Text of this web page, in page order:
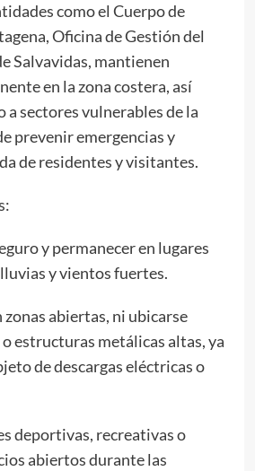
como el Cuerpo de
Oficina de Gestión del
Salvavidas, mantienen
en la zona costera, así
a sectores vulnerables de la
prevenir emergencias y
de residentes y visitantes.
y permanecer en lugares
y vientos fuertes.
zonas abiertas, ni ubicarse
estructuras metálicas altas, ya
de descargas eléctricas o
deportivas, recreativas o
abiertos durante las